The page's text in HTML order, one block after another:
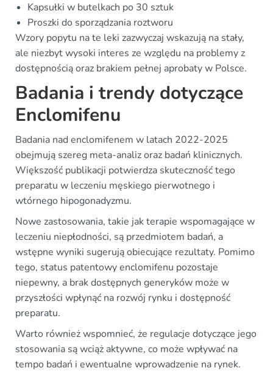
Kapsułki w butelkach po 30 sztuk
Proszki do sporządzania roztworu
Wzory popytu na te leki zazwyczaj wskazują na stały,
ale niezbyt wysoki interes ze względu na problemy z
dostępnością oraz brakiem pełnej aprobaty w Polsce.
Badania i trendy dotyczące
Enclomifenu
Badania nad enclomifenem w latach 2022-2025
obejmują szereg meta-analiz oraz badań klinicznych.
Większość publikacji potwierdza skuteczność tego
preparatu w leczeniu męskiego pierwotnego i
wtórnego hipogonadyzmu.
Nowe zastosowania, takie jak terapie wspomagające w
leczeniu niepłodności, są przedmiotem badań, a
wstępne wyniki sugerują obiecujące rezultaty. Pomimo
tego, status patentowy enclomifenu pozostaje
niepewny, a brak dostępnych generyków może w
przyszłości wpłynąć na rozwój rynku i dostępność
preparatu.
Warto również wspomnieć, że regulacje dotyczące jego
stosowania są wciąż aktywne, co może wpływać na
tempo badań i ewentualne wprowadzenie na rynek.